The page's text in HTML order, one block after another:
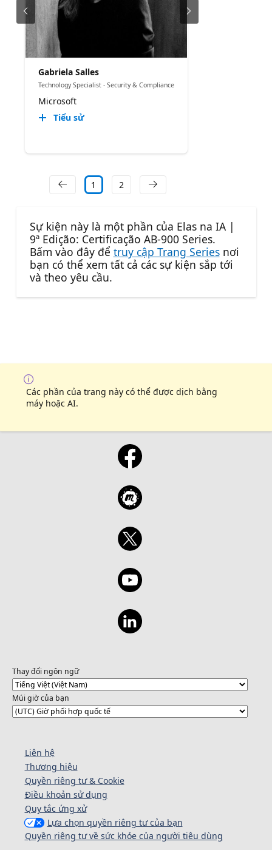
Gabriela Salles
Technology Specialist - Security & Compliance
Microsoft
Tiểu sử
1 2
Sự kiện này là một phần của Elas na IA |
9ª Edição: Certificação AB-900 Series.
Bấm vào đây để truy cập Trang Seriesnơi
bạn có thể xem tất cả các sự kiện sắp tới
và theo yêu cầu.
Các phần của trang này có thể được dịch bằng
máy hoặc AI.
Thay đổi ngôn ngữ
Múi giờ của bạn
Liên hệ
Thương hiệu
Quyền riêng tư & Cookie
Điều khoản sử dụng
Quy tắc ứng xử
Lựa chọn quyền riêng tư của bạn
Quyền riêng tư về sức khỏe của người tiêu dùng